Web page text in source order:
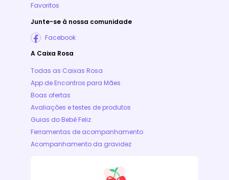
Favoritos
Junte-se à nossa comunidade
Facebook
A Caixa Rosa
Todas as Caixas Rosa
App de Encontros para Mães
Boas ofertas
Avaliações e testes de produtos
Guias do Bebê Feliz
Ferramentas de acompanhamento
Acompanhamento da gravidez